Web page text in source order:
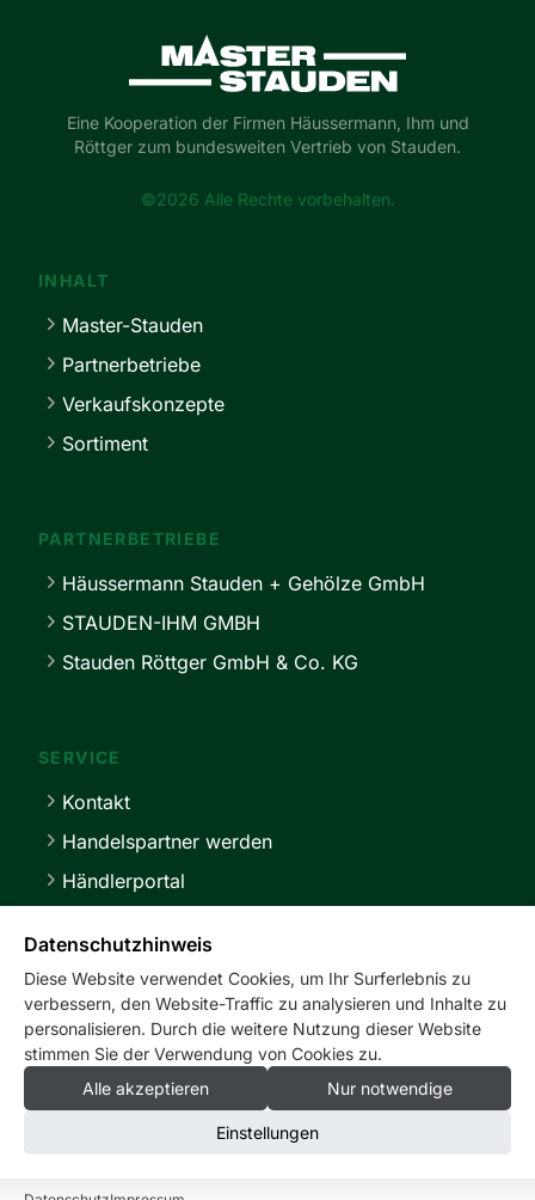
Master-Stauden
Eine Kooperation der Firmen Häussermann, Ihm und
Röttger zum bundesweiten Vertrieb von Stauden.
©2026 Alle Rechte vorbehalten.
INHALT
Master-Stauden
Partnerbetriebe
Verkaufskonzepte
Sortiment
PARTNERBETRIEBE
Häussermann Stauden + Gehölze GmbH
STAUDEN-IHM GMBH
Stauden Röttger GmbH & Co. KG
SERVICE
Kontakt
Handelspartner werden
Händlerportal
service@master-stauden.de 0 41 03 / 92 94 -0
Datenschutzhinweis
Diese Website verwendet Cookies, um Ihr Surferlebnis zu
verbessern, den Website-Traffic zu analysieren und Inhalte zu
personalisieren. Durch die weitere Nutzung dieser Website
stimmen Sie der Verwendung von Cookies zu.
Alle akzeptieren
Nur notwendige
Einstellungen